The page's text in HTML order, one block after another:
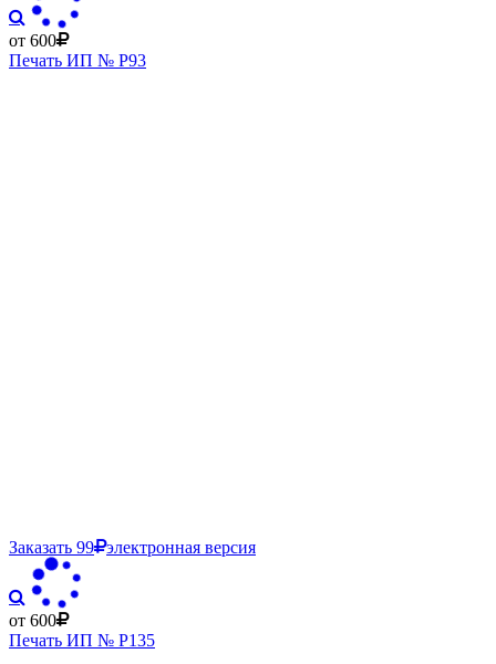
от 600
Печать ИП № Р93
Заказать 99 электронная версия
от 600
Печать ИП № Р135